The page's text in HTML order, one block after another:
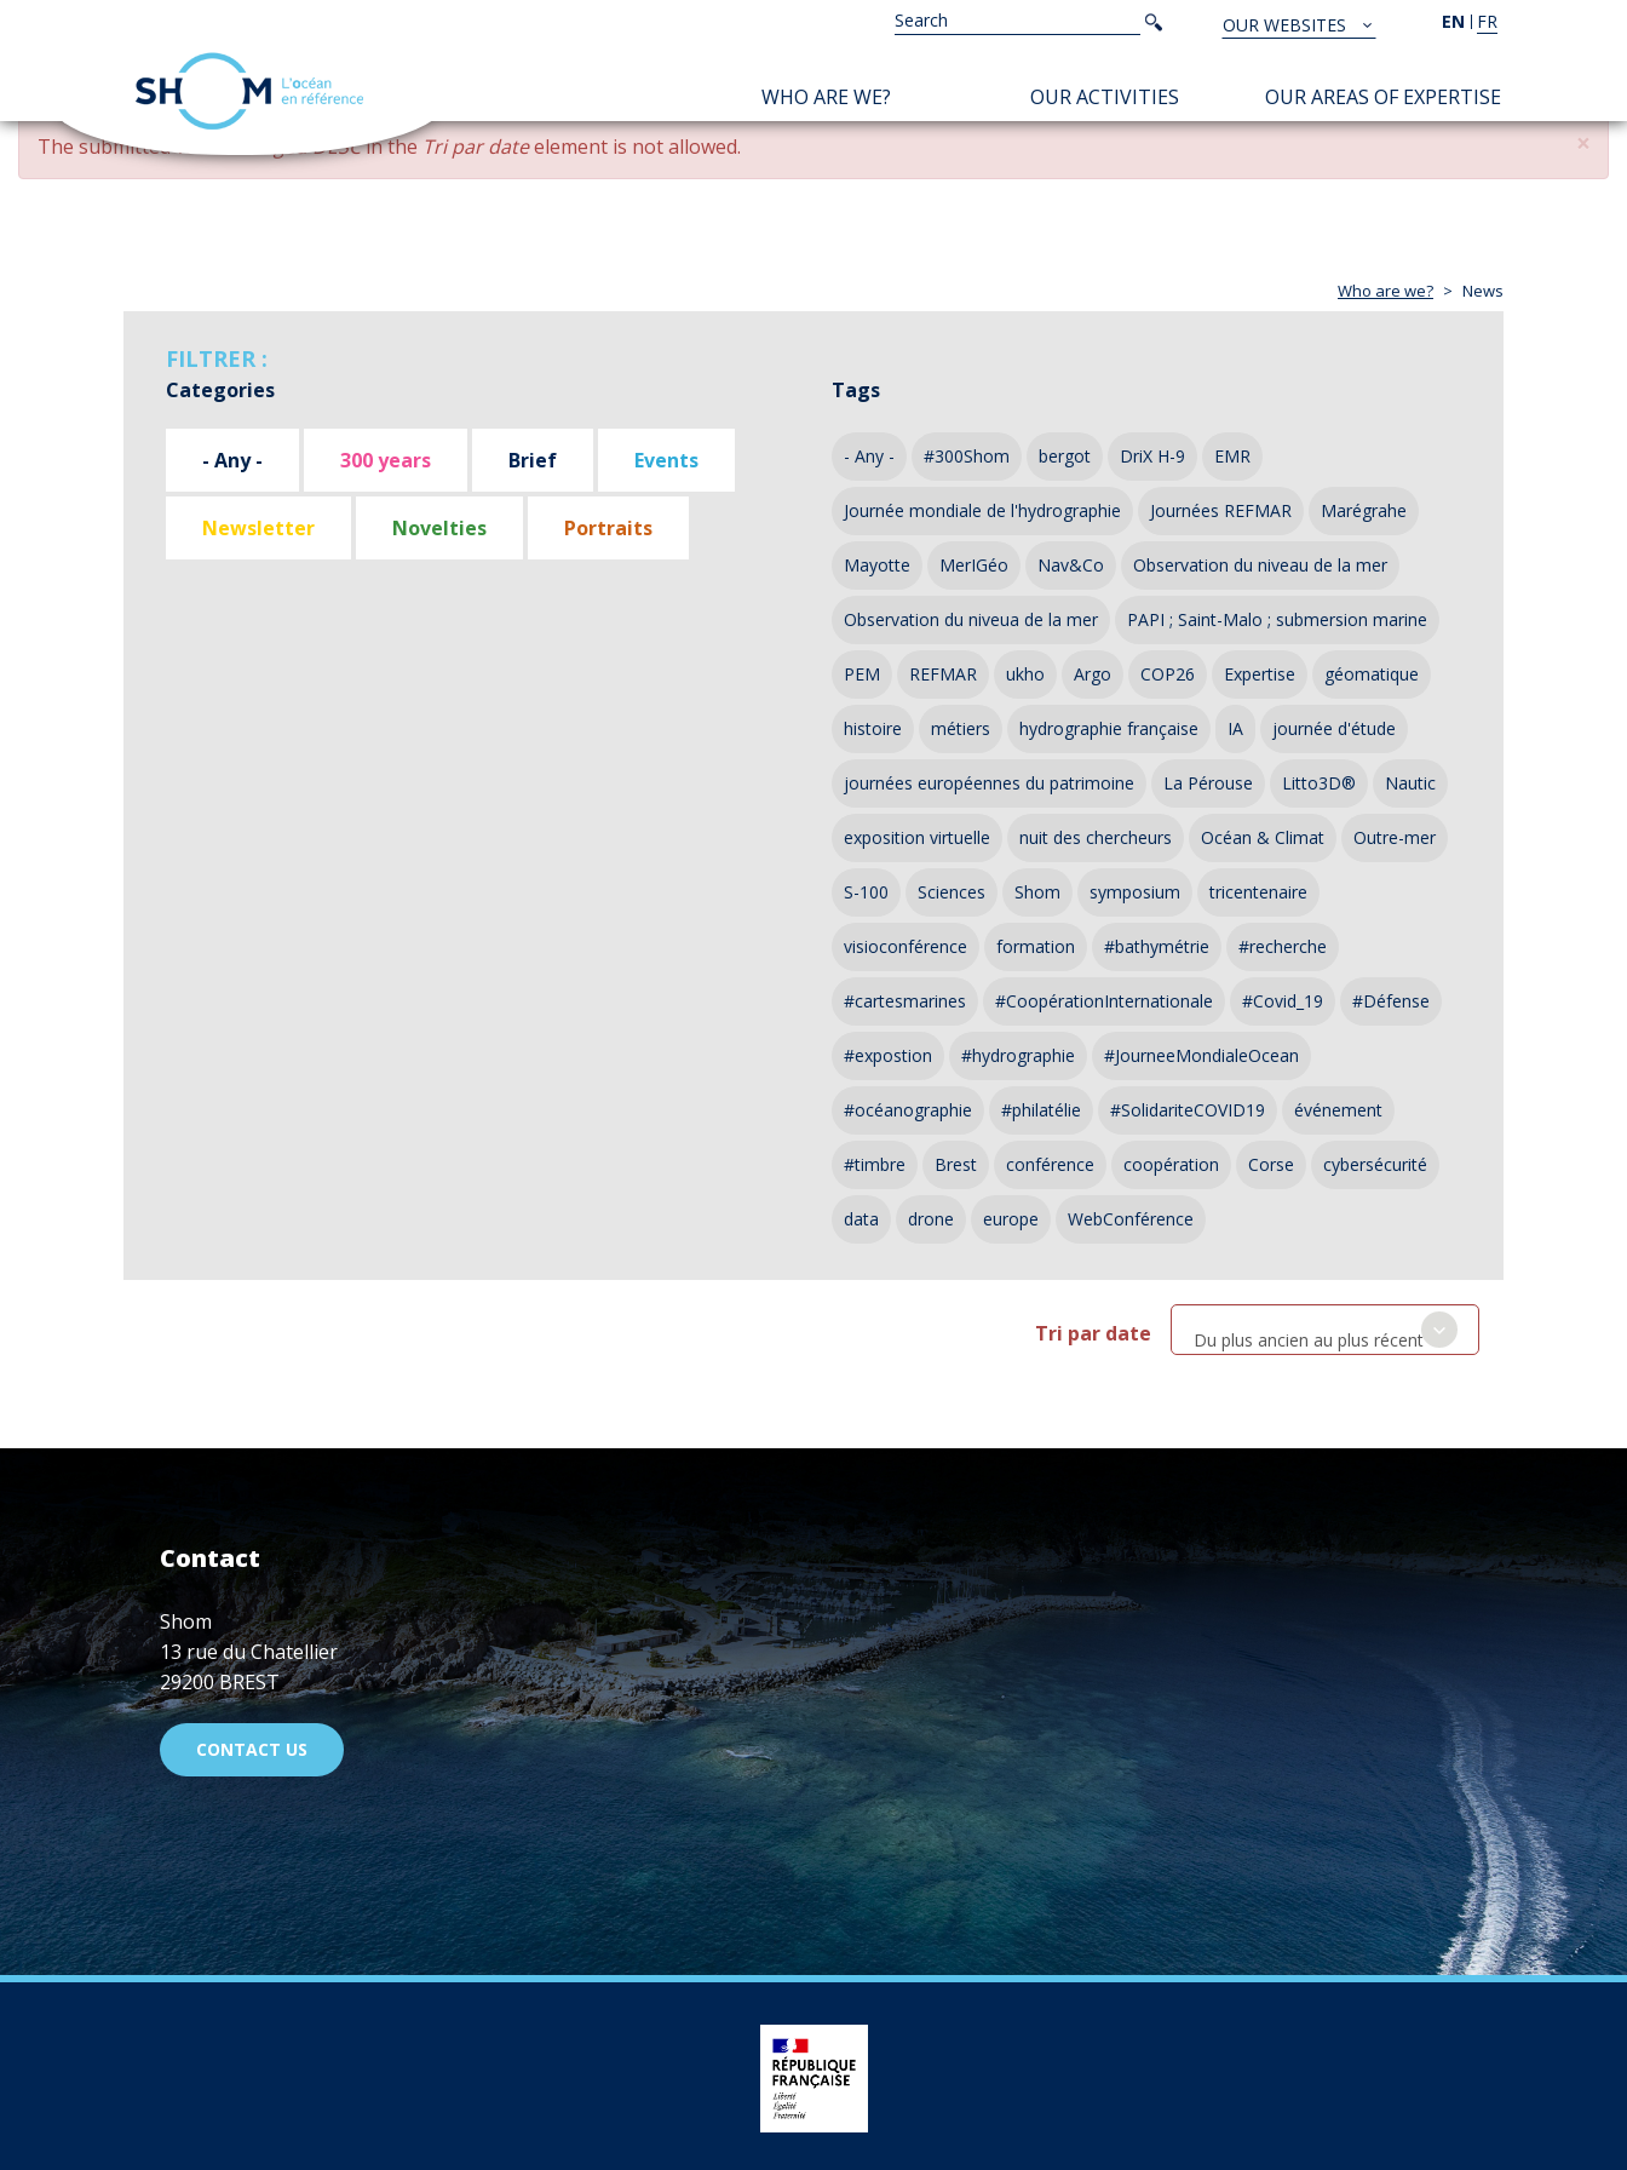
Skip
main
EN FR
TOUS
NOS
SITES
OUR WEBSITES
Search
Search
NAVIGATION
PRINCIPALE
WHO ARE WE? OUR ACTIVITIES OUR AREAS OF EXPERTISE
×
ERROR
MESSAGE
The submitted value changed DESCin theTri par dateelement is not allowed.
Who are we? News
FILTRER :
Categories
- Any - 300 years Brief Events
Newsletter Novelties Portraits
Tags
- Any - #300Shom bergot DriX H-9 EMR
Journée mondiale de l'hydrographie Journées REFMAR Marégrahe
Mayotte MerIGéo Nav&Co Observation du niveau de la mer
Observation du niveua de la mer PAPI ; Saint-Malo ; submersion marine
PEM REFMAR ukho Argo COP26 Expertise géomatique
histoire métiers hydrographie française IA journée d'étude
journées européennes du patrimoine La Pérouse Litto3D® Nautic
exposition virtuelle nuit des chercheurs Océan & Climat Outre-mer
S-100 Sciences Shom symposium tricentenaire
visioconférence formation #bathymétrie #recherche
#cartesmarines #CoopérationInternationale #Covid_19 #Défense
#expostion #hydrographie #JourneeMondialeOcean
#océanographie #philatélie #SolidariteCOVID19 événement
#timbre Brest conférence coopération Corse cybersécurité
data drone europe WebConférence
Tri par date Du plus ancien au plus récent
Contact
Shom
13 rue du Chatellier
29200 BREST
CONTACT US